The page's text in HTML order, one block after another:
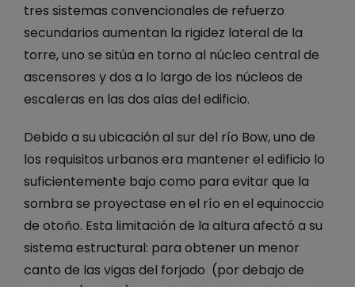
tres sistemas convencionales de refuerzo
secundarios aumentan la rigidez lateral de la
torre, uno se sitúa en torno al núcleo central de
ascensores y dos a lo largo de los núcleos de
escaleras en las dos alas del edificio.
Debido a su ubicación al sur del río Bow, uno de
los requisitos urbanos era mantener el edificio lo
suficientemente bajo como para evitar que la
sombra se proyectase en el río en el equinoccio
de otoño. Esta limitación de la altura afectó a su
sistema estructural: para obtener un menor
canto de las vigas del forjado (por debajo de